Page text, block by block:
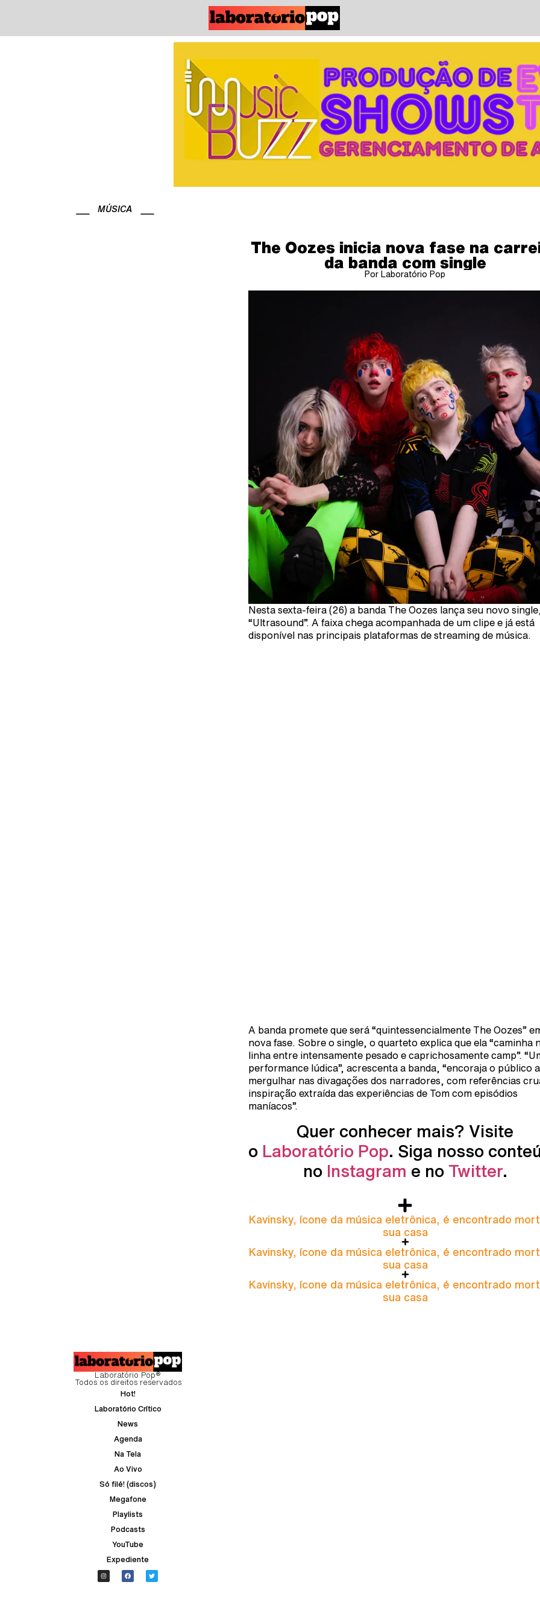
MÚSICA
The Oozes inicia nova fase na
da banda com single
Por Laboratório Pop
Nesta sexta-feira (26) a banda The Oozes lança seu novo
“Ultrasound”. A faixa chega acompanhada de um clipe e já está
disponível nas principais plataformas de streaming de música.
A banda promete que será “quintessencialmente The Oozes”
nova fase. Sobre o single, o quarteto explica que ela “caminha
linha entre intensamente pesado e caprichosamente camp”.
performance lúdica”, acrescenta a banda, “encoraja o público a
mergulhar nas divagações dos narradores, com referências
inspiração extraída das experiências de Tom com episódios
maníacos”.
Quer conhecer mais? Visite
o Laboratório Pop. Siga nosso
no Instagram e no Twitter.
Kavinsky, ícone da música eletrônica, é encontrado
sua casa
Kavinsky, ícone da música eletrônica, é encontrado
sua casa
Kavinsky, ícone da música eletrônica, é encontrado
sua casa
Laboratório Pop®
Todos os direitos reservados
Hot!
Laboratório Crítico
News
Agenda
Na Tela
Ao Vivo
Só filé! (discos)
Megafone
Playlists
Podcasts
YouTube
Expediente